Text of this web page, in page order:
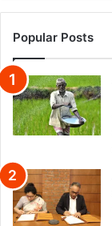
Popular Posts